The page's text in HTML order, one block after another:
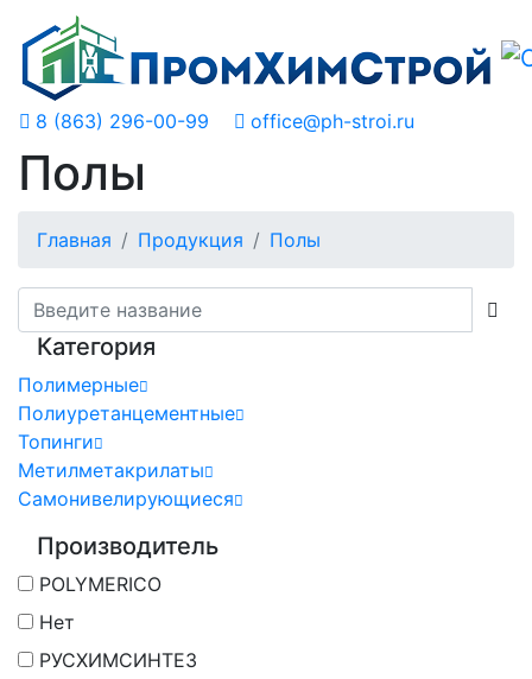
8 (863) 296-00-99 office@ph-stroi.ru
Полы
Главная Продукция Полы
Категория
Полимерные
Полиуретанцементные
Топинги
Метилметакрилаты
Самонивелирующиеся
Производитель
POLYMERICO
Нет
РУСХИМСИНТЕЗ